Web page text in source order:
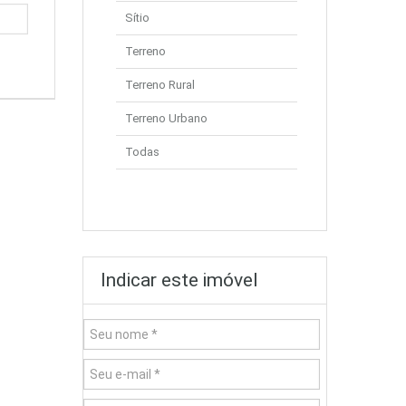
Sítio
Terreno
Terreno Rural
Terreno Urbano
Todas
Indicar este imóvel